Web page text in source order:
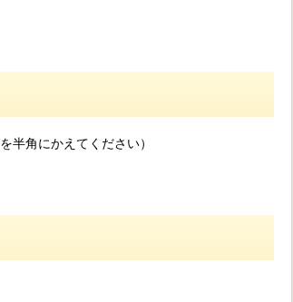
半角にかえてください）